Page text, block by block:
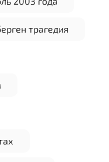
трагедия